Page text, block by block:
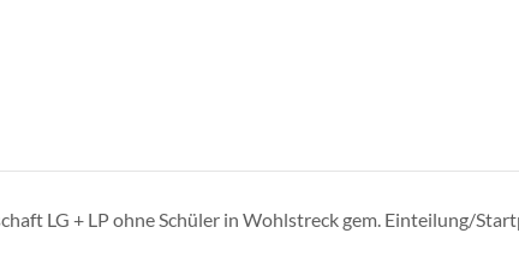
LG + LP ohne Schüler in Wohlstreck gem. Einteilung/